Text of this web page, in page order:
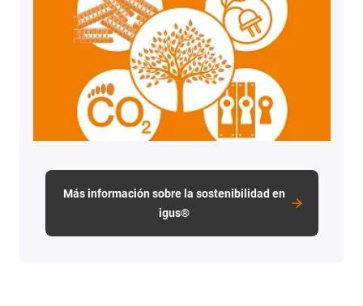
Más información sobre la sostenibilidad en
igus®